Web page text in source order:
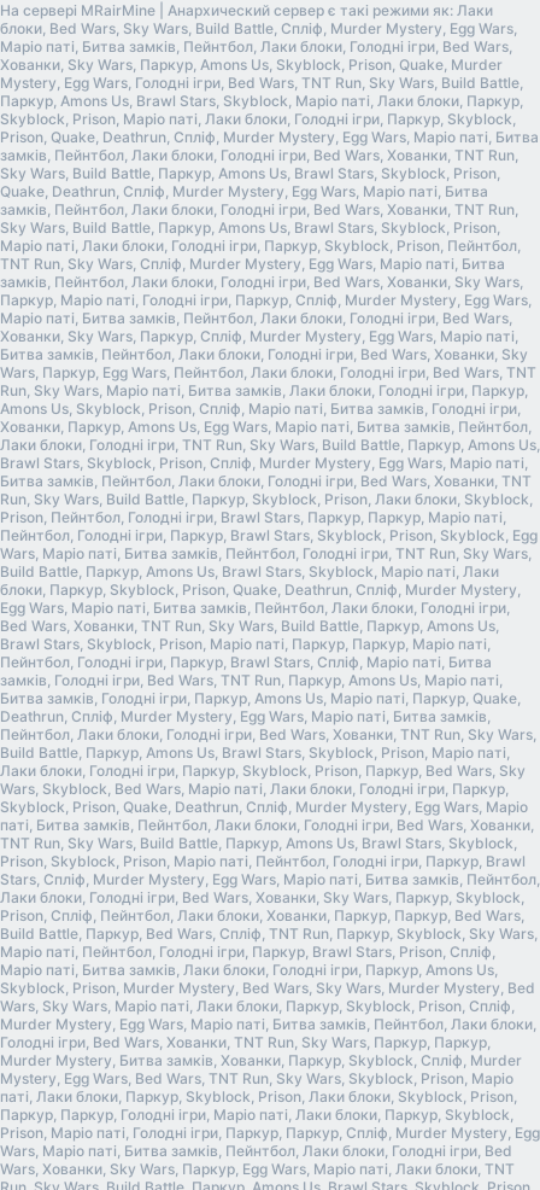
На сервері MRairMine | Анархический сервер є такі режими як: Лаки
блоки, Bed Wars, Sky Wars, Build Battle, Спліф, Murder Mystery, Egg Wars,
Маріо паті, Битва замків, Пейнтбол, Лаки блоки, Голодні ігри, Bed Wars,
Хованки, Sky Wars, Паркур, Amons Us, Skyblock, Prison, Quake, Murder
Mystery, Egg Wars, Голодні ігри, Bed Wars, TNT Run, Sky Wars, Build Battle,
Паркур, Amons Us, Brawl Stars, Skyblock, Маріо паті, Лаки блоки, Паркур,
Skyblock, Prison, Маріо паті, Лаки блоки, Голодні ігри, Паркур, Skyblock,
Prison, Quake, Deathrun, Спліф, Murder Mystery, Egg Wars, Маріо паті, Битва
замків, Пейнтбол, Лаки блоки, Голодні ігри, Bed Wars, Хованки, TNT Run,
Sky Wars, Build Battle, Паркур, Amons Us, Brawl Stars, Skyblock, Prison,
Quake, Deathrun, Спліф, Murder Mystery, Egg Wars, Маріо паті, Битва
замків, Пейнтбол, Лаки блоки, Голодні ігри, Bed Wars, Хованки, TNT Run,
Sky Wars, Build Battle, Паркур, Amons Us, Brawl Stars, Skyblock, Prison,
Маріо паті, Лаки блоки, Голодні ігри, Паркур, Skyblock, Prison, Пейнтбол,
TNT Run, Sky Wars, Спліф, Murder Mystery, Egg Wars, Маріо паті, Битва
замків, Пейнтбол, Лаки блоки, Голодні ігри, Bed Wars, Хованки, Sky Wars,
Паркур, Маріо паті, Голодні ігри, Паркур, Спліф, Murder Mystery, Egg Wars,
Маріо паті, Битва замків, Пейнтбол, Лаки блоки, Голодні ігри, Bed Wars,
Хованки, Sky Wars, Паркур, Спліф, Murder Mystery, Egg Wars, Маріо паті,
Битва замків, Пейнтбол, Лаки блоки, Голодні ігри, Bed Wars, Хованки, Sky
Wars, Паркур, Egg Wars, Пейнтбол, Лаки блоки, Голодні ігри, Bed Wars, TNT
Run, Sky Wars, Маріо паті, Битва замків, Лаки блоки, Голодні ігри, Паркур,
Amons Us, Skyblock, Prison, Спліф, Маріо паті, Битва замків, Голодні ігри,
Хованки, Паркур, Amons Us, Egg Wars, Маріо паті, Битва замків, Пейнтбол,
Лаки блоки, Голодні ігри, TNT Run, Sky Wars, Build Battle, Паркур, Amons Us,
Brawl Stars, Skyblock, Prison, Спліф, Murder Mystery, Egg Wars, Маріо паті,
Битва замків, Пейнтбол, Лаки блоки, Голодні ігри, Bed Wars, Хованки, TNT
Run, Sky Wars, Build Battle, Паркур, Skyblock, Prison, Лаки блоки, Skyblock,
Prison, Пейнтбол, Голодні ігри, Brawl Stars, Паркур, Паркур, Маріо паті,
Пейнтбол, Голодні ігри, Паркур, Brawl Stars, Skyblock, Prison, Skyblock, Egg
Wars, Маріо паті, Битва замків, Пейнтбол, Голодні ігри, TNT Run, Sky Wars,
Build Battle, Паркур, Amons Us, Brawl Stars, Skyblock, Маріо паті, Лаки
блоки, Паркур, Skyblock, Prison, Quake, Deathrun, Спліф, Murder Mystery,
Egg Wars, Маріо паті, Битва замків, Пейнтбол, Лаки блоки, Голодні ігри,
Bed Wars, Хованки, TNT Run, Sky Wars, Build Battle, Паркур, Amons Us,
Brawl Stars, Skyblock, Prison, Маріо паті, Паркур, Паркур, Маріо паті,
Пейнтбол, Голодні ігри, Паркур, Brawl Stars, Спліф, Маріо паті, Битва
замків, Голодні ігри, Bed Wars, TNT Run, Паркур, Amons Us, Маріо паті,
Битва замків, Голодні ігри, Паркур, Amons Us, Маріо паті, Паркур, Quake,
Deathrun, Спліф, Murder Mystery, Egg Wars, Маріо паті, Битва замків,
Пейнтбол, Лаки блоки, Голодні ігри, Bed Wars, Хованки, TNT Run, Sky Wars,
Build Battle, Паркур, Amons Us, Brawl Stars, Skyblock, Prison, Маріо паті,
Лаки блоки, Голодні ігри, Паркур, Skyblock, Prison, Паркур, Bed Wars, Sky
Wars, Skyblock, Bed Wars, Маріо паті, Лаки блоки, Голодні ігри, Паркур,
Skyblock, Prison, Quake, Deathrun, Спліф, Murder Mystery, Egg Wars, Маріо
паті, Битва замків, Пейнтбол, Лаки блоки, Голодні ігри, Bed Wars, Хованки,
TNT Run, Sky Wars, Build Battle, Паркур, Amons Us, Brawl Stars, Skyblock,
Prison, Skyblock, Prison, Маріо паті, Пейнтбол, Голодні ігри, Паркур, Brawl
Stars, Спліф, Murder Mystery, Egg Wars, Маріо паті, Битва замків, Пейнтбол,
Лаки блоки, Голодні ігри, Bed Wars, Хованки, Sky Wars, Паркур, Skyblock,
Prison, Спліф, Пейнтбол, Лаки блоки, Хованки, Паркур, Паркур, Bed Wars,
Build Battle, Паркур, Bed Wars, Спліф, TNT Run, Паркур, Skyblock, Sky Wars,
Маріо паті, Пейнтбол, Голодні ігри, Паркур, Brawl Stars, Prison, Спліф,
Маріо паті, Битва замків, Лаки блоки, Голодні ігри, Паркур, Amons Us,
Skyblock, Prison, Murder Mystery, Bed Wars, Sky Wars, Murder Mystery, Bed
Wars, Sky Wars, Маріо паті, Лаки блоки, Паркур, Skyblock, Prison, Спліф,
Murder Mystery, Egg Wars, Маріо паті, Битва замків, Пейнтбол, Лаки блоки,
Голодні ігри, Bed Wars, Хованки, TNT Run, Sky Wars, Паркур, Паркур,
Murder Mystery, Битва замків, Хованки, Паркур, Skyblock, Спліф, Murder
Mystery, Egg Wars, Bed Wars, TNT Run, Sky Wars, Skyblock, Prison, Маріо
паті, Лаки блоки, Паркур, Skyblock, Prison, Лаки блоки, Skyblock, Prison,
Паркур, Паркур, Голодні ігри, Маріо паті, Лаки блоки, Паркур, Skyblock,
Prison, Маріо паті, Голодні ігри, Паркур, Паркур, Спліф, Murder Mystery, Egg
Wars, Маріо паті, Битва замків, Пейнтбол, Лаки блоки, Голодні ігри, Bed
Wars, Хованки, Sky Wars, Паркур, Egg Wars, Маріо паті, Лаки блоки, TNT